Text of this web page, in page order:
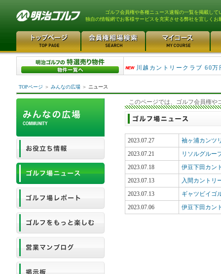
ゴルフ会員権や各種ニュース速報の一覧を掲載して
独自の情報網でお客様サービスを充実させる弊社を宜しくお
津久井湖ゴルフ倶楽部 80万
川越カントリークラブ 60万
TOPページ ＞ みんなの広場 ＞ ニュース
このページでは、ゴルフ会員権や
2023.07.27
袖ヶ浦カンツ
2023.07.21
リソルグルー
2023.07.18
伊豆下田カン
2023.07.13
入間カントリ
2023.07.13
ギャツビイゴ
2023.07.06
伊豆下田カン